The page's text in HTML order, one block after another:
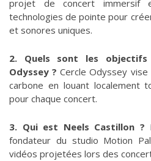
projet de concert immersif
technologies de pointe pour
et sonores uniques.
2. Quels sont les objectifs
Odyssey ? Cercle Odyssey
carbone en louant localement
pour chaque concert.
3. Qui est Neels Castillon ?
fondateur du studio Motion
vidéos projetées lors des